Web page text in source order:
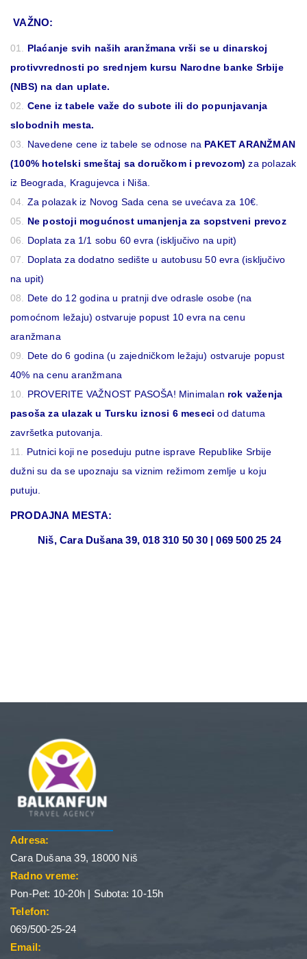
VAŽNO:
Plaćanje svih naših aranžmana vrši se u dinarskoj
protivvrednosti po srednjem kursu Narodne banke Srbije
(NBS) na dan uplate.
Cene iz tabele važe do subote ili do popunjavanja
slobodnih mesta.
Navedene cene iz tabele se odnose na PAKET ARANŽMAN
(100% hotelski smeštaj sa doručkom i prevozom)za polazak
iz Beograda, Kragujevca i Niša.
Za polazak iz Novog Sada cena se uvećava za 10€.
Ne postoji mogućnost umanjenja za sopstveni prevoz
Doplata za 1/1 sobu 60 evra (isključivo na upit)
Doplata za dodatno sedište u autobusu 50 evra (isključivo
na upit)
Dete do 12 godina u pratnji dve odrasle osobe (na
pomoćnom ležaju) ostvaruje popust 10 evra na cenu
aranžmana
Dete do 6 godina (u zajedničkom ležaju) ostvaruje popust
40% na cenu aranžmana
PROVERITE VAŽNOST PASOŠA! Minimalan rok važenja
pasoša za ulazak u Tursku iznosi 6 meseciod datuma
završetka putovanja.
Putnici koji ne poseduju putne isprave Republike Srbije
dužni su da se upoznaju sa viznim režimom zemlje u koju
putuju.
PRODAJNA MESTA:
Niš, Cara Dušana 39, 018 310 50 30 | 069 500 25 24
Adresa:
Cara Dušana 39, 18000 Niš
Radno vreme:
Pon-Pet: 10-20h | Subota: 10-15h
Telefon:
069/500-25-24
Email: